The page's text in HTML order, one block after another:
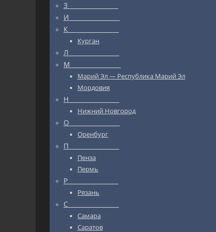
З_________________
И_________________
К_________________
Курган
Л_________________
М_________________
Марий Эл — Республика Марий Эл
Мордовия
Н_________________
Нижний Новгород
О_________________
Оренбург
П_________________
Пенза
Пермь
Р_________________
Рязань
С_________________
Самара
Саратов